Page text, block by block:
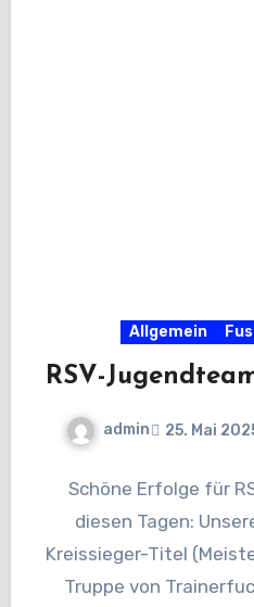
Allgemein
RSV-
admin 25. Mai
Schöne Erfolge für
diesen Tagen:
Kreissieger-Titel
Truppe von